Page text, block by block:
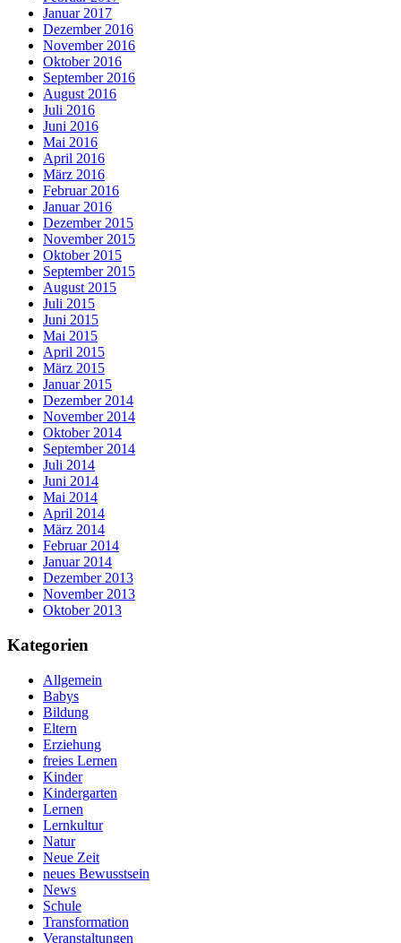
Januar 2017
Dezember 2016
November 2016
Oktober 2016
September 2016
August 2016
Juli 2016
Juni 2016
Mai 2016
April 2016
März 2016
Februar 2016
Januar 2016
Dezember 2015
November 2015
Oktober 2015
September 2015
August 2015
Juli 2015
Juni 2015
Mai 2015
April 2015
März 2015
Januar 2015
Dezember 2014
November 2014
Oktober 2014
September 2014
Juli 2014
Juni 2014
Mai 2014
April 2014
März 2014
Februar 2014
Januar 2014
Dezember 2013
November 2013
Oktober 2013
Kategorien
Allgemein
Babys
Bildung
Eltern
Erziehung
freies Lernen
Kinder
Kindergarten
Lernen
Lernkultur
Natur
Neue Zeit
neues Bewusstsein
News
Schule
Transformation
Veranstaltungen